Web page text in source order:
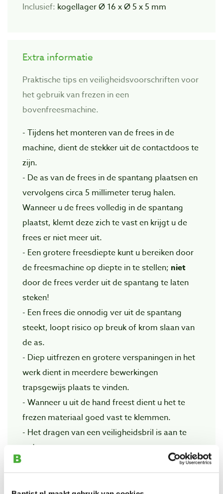
Inclusief: kogellager Ø 16 x Ø 5 x 5 mm
Extra informatie
Praktische tips en veiligheidsvoorschriften voor
het gebruik van frezen in een
bovenfreesmachine.
- Tijdens het monteren van de frees in de
machine, dient de stekker uit de contactdoos te
zijn.
- De as van de frees in de spantang plaatsen en
vervolgens circa 5 millimeter terug halen.
Wanneer u de frees volledig in de spantang
plaatst, klemt deze zich te vast en krijgt u de
frees er niet meer uit.
- Een grotere freesdiepte kunt u bereiken door
de freesmachine op diepte in te stellen; niet
door de frees verder uit de spantang te laten
steken!
- Een frees die onnodig ver uit de spantang
steekt, loopt risico op breuk of krom slaan van
de as.
- Diep uitfrezen en grotere verspaningen in het
werk dient in meerdere bewerkingen
trapsgewijs plaats te vinden.
- Wanneer u uit de hand freest dient u het te
frezen materiaal goed vast te klemmen.
- Het dragen van een veiligheidsbril is aan te
raden.
- Vermijd loshangende kledingstukken wanneer